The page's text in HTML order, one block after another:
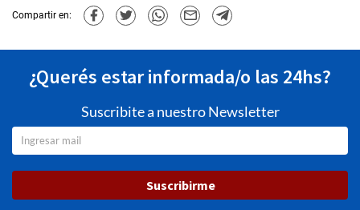
Compartir en:
¿Querés estar informada/o las 24hs?
Suscribite a nuestro Newsletter
Suscribirme